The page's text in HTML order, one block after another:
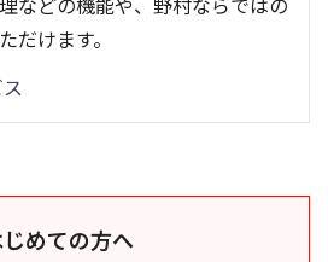
だけます。
めての方へ